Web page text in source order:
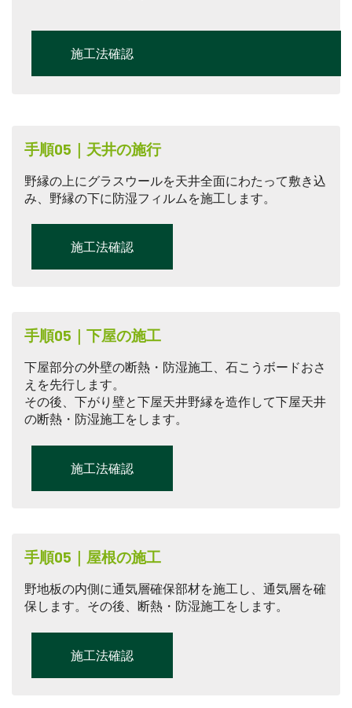
施工法確認
手順05｜天井の施行
野縁の上にグラスウールを天井全面にわたって敷き込
み、野縁の下に防湿フィルムを施工します。
施工法確認
手順05｜下屋の施工
下屋部分の外壁の断熱・防湿施工、石こうボードおさ
えを先行します。
その後、下がり壁と下屋天井野縁を造作して下屋天井
の断熱・防湿施工をします。
施工法確認
手順05｜屋根の施工
野地板の内側に通気層確保部材を施工し、通気層を確
保します。その後、断熱・防湿施工をします。
施工法確認